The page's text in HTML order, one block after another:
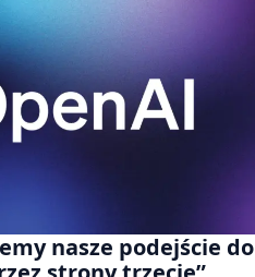
nasze podejście do